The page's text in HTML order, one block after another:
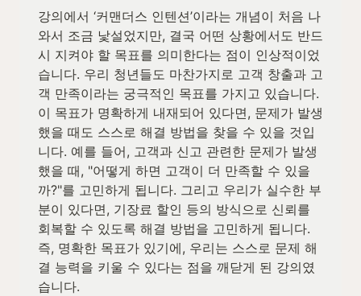
강의에서 ‘커맨더스 인텐션’이라는 개념이 처음 나
와서 조금 낯설었지만, 결국 어떤 상황에서도 반드
시 지켜야 할 목표를 의미한다는 점이 인상적이었
습니다. 우리 청년들도 마찬가지로 고객 창출과 고
객 만족이라는 궁극적인 목표를 가지고 있습니다.
이 목표가 명확하게 내재되어 있다면, 문제가 발생
했을 때도 스스로 해결 방법을 찾을 수 있을 것입
니다. 예를 들어, 고객과 신고 관련한 문제가 발생
했을 때, "어떻게 하면 고객이 더 만족할 수 있을
까?"를 고민하게 됩니다. 그리고 우리가 실수한 부
분이 있다면, 기장료 할인 등의 방식으로 신뢰를
회복할 수 있도록 해결 방법을 고민하게 됩니다.
즉, 명확한 목표가 있기에, 우리는 스스로 문제 해
결 능력을 키울 수 있다는 점을 깨닫게 된 강의였
습니다.